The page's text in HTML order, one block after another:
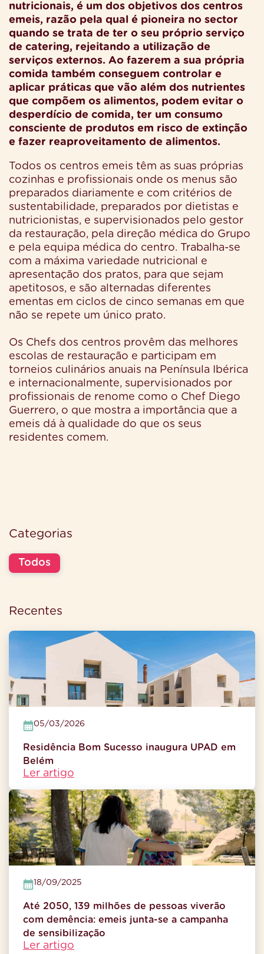
nutricionais, é um dos objetivos dos centros
emeis, razão pela qual é pioneira no sector
quando se trata de ter o seu próprio serviço
de catering, rejeitando a utilização de
serviços externos. Ao fazerem a sua própria
comida também conseguem controlar e
aplicar práticas que vão além dos nutrientes
que compõem os alimentos, podem evitar o
desperdício de comida, ter um consumo
consciente de produtos em risco de extinção
e fazer reaproveitamento de alimentos.
Todos os centros emeis têm as suas próprias
cozinhas e profissionais onde os menus são
preparados diariamente e com critérios de
sustentabilidade, preparados por dietistas e
nutricionistas, e supervisionados pelo gestor
da restauração, pela direção médica do Grupo
e pela equipa médica do centro. Trabalha-se
com a máxima variedade nutricional e
apresentação dos pratos, para que sejam
apetitosos, e são alternadas diferentes
ementas em ciclos de cinco semanas em que
não se repete um único prato.
Os Chefs dos centros provêm das melhores
escolas de restauração e participam em
torneios culinários anuais na Península Ibérica
e internacionalmente, supervisionados por
profissionais de renome como o Chef Diego
Guerrero, o que mostra a importância que a
emeis dá à qualidade do que os seus
residentes comem.
Categorias
Todos
Recentes
05/03/2026
Residência Bom Sucesso inaugura UPAD em
Belém
Ler artigo
18/09/2025
Até 2050, 139 milhões de pessoas viverão
com demência: emeis junta-se a campanha
de sensibilização
Ler artigo